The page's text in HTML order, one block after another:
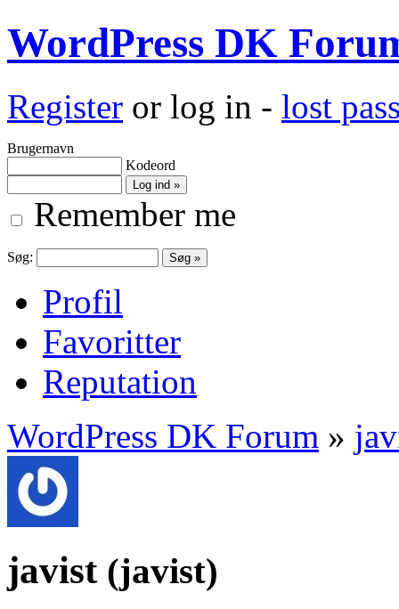
WordPress DK
Register or log in - lost
Brugernavn
Kodeord
Remember me
Søg:
Profil
Favoritter
Reputation
WordPress DK Forum »
javist (javist)